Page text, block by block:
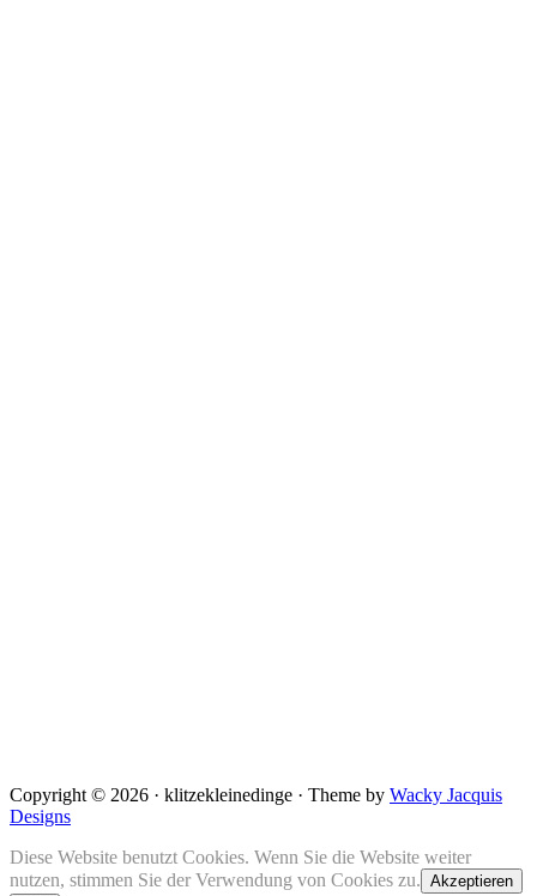
Copyright © 2026 · klitzekleinedinge · Theme by Wacky Jacquis
Designs
Diese Website benutzt Cookies. Wenn Sie die Website weiter
nutzen, stimmen Sie der Verwendung von Cookies zu. Akzeptieren